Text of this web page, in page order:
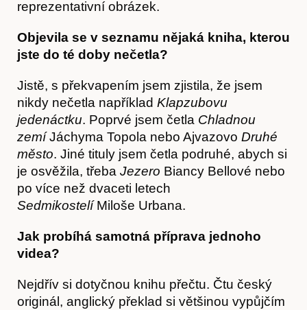
reprezentativní obrázek.
Objevila se v seznamu nějaká kniha, kterou
jste do té doby nečetla?
Jistě, s překvapením jsem zjistila, že jsem
nikdy nečetla například Klapzubovu
jedenáctku. Poprvé jsem četla Chladnou
zemíJáchyma Topola nebo Ajvazovo Druhé
město. Jiné tituly jsem četla podruhé, abych si
je osvěžila, třeba Jezero Biancy Bellové nebo
po více než dvaceti letech
SedmikostelíMiloše Urbana.
Jak probíhá samotná příprava jednoho
videa?
Nejdřív si dotyčnou knihu přečtu. Čtu český
originál, anglický překlad si většinou vypůjčím